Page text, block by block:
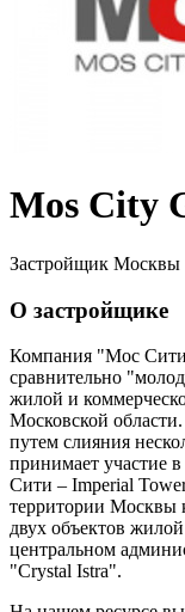
Mos City
Застройщик Москвы
О застройщике
Компания "Мос
сравнительно
жилой и
Московской
путем слияния
принимает участие
Сити – Imperial
территории Москвы
двух объектов
центральном
"Crystal Istra".